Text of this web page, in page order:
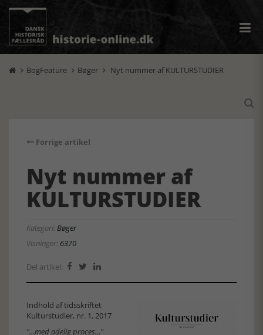
 BogFeature  Bøger  Nyt nummer af KULTURSTUDIER

Forrige artikel
Nyt nummer af
KULTURSTUDIER
Kategori:Bøger
Visninger: 6370
Del artikel:   
Indhold af tidsskriftet
Kulturstudier, nr. 1, 2017
"...med adelig proces..."